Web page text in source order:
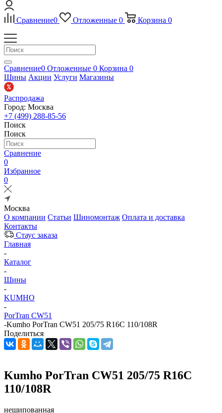
Сравнение0 Отложенные 0 Корзина 0
Сравнение0 Отложенные 0 Корзина 0
Шины Акции Услуги Магазины
Распродажа
Город: Москва
+7 (499) 288-85-56
Поиск
Поиск
Сравнение
0
Избранное
0
Москва
О компании Статьи Шиномонтаж Оплата и доставка
Контакты
Стаус заказа
Главная
-
Каталог
-
Шины
-
KUMHO
-
PorTran CW51
-Kumho PorTran CW51 205/75 R16C 110/108R
Поделиться
Kumho PorTran CW51 205/75 R16C
110/108R
нешипованная